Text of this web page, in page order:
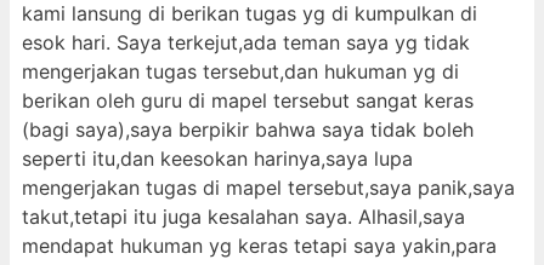
kami lansung di berikan tugas yg di kumpulkan di
esok hari. Saya terkejut,ada teman saya yg tidak
mengerjakan tugas tersebut,dan hukuman yg di
berikan oleh guru di mapel tersebut sangat keras
(bagi saya),saya berpikir bahwa saya tidak boleh
seperti itu,dan keesokan harinya,saya lupa
mengerjakan tugas di mapel tersebut,saya panik,saya
takut,tetapi itu juga kesalahan saya. Alhasil,saya
mendapat hukuman yg keras tetapi saya yakin,para